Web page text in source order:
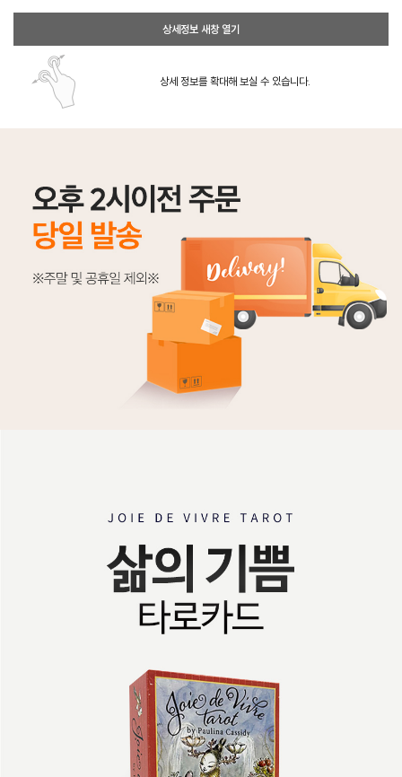
상세정보 새창 열기
상세 정보를 확대해 보실 수 있습니다.